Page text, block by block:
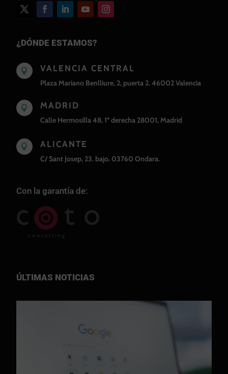
¿DÓNDE ESTAMOS?
 VALENCIA CENTRAL
Plaza Mariano Benlliure, 2, puerta 2. 46002 Valencia
 MADRID
Calle Hermosilla 48, 1º derecha 28001, Madrid
 ALICANTE
C/ Sant Josep, 23. bajo. 03760 Ondara.
Con la garantía de:
ÚLTIMAS NOTICIAS